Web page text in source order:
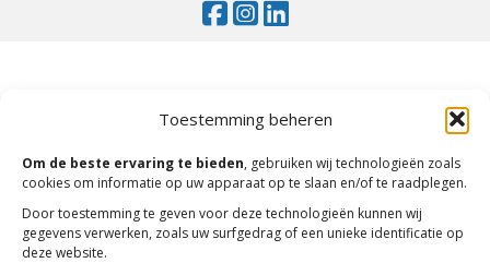
Toestemming beheren
Om de beste ervaring te bieden, gebruiken wij technologieën zoals
cookies om informatie op uw apparaat op te slaan en/of te raadplegen.
Door toestemming te geven voor deze technologieën kunnen wij
gegevens verwerken, zoals uw surfgedrag of een unieke identificatie op
deze website.